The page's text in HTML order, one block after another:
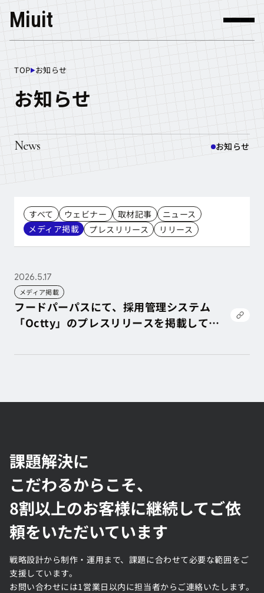
Miuit
TOP お知らせ
お知らせ
News お知らせ
すべて ウェビナー 取材記事
ニュース
メディア掲載
プレスリリース リリース
2026.5.17
メディア掲載
フードパーパスにて、採用管理システム
「Octty」のプレスリリースを掲載してい
「Octty」のプレスリリースを掲載してい
課題解決に
こだわるからこそ、
8割以上のお客様に継続してご依
頼をいただいています
戦略設計から制作・運用まで、課題に合わせて必要な範囲をご
支援しています。
お問い合わせには1営業日以内に担当者からご連絡いたします。